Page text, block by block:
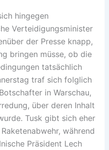
hingegen
Verteidigungsminister
der Presse knapp,
bringen müsse, ob die
tatsächlich
traf sich folglich
in Warschau,
über deren Inhalt
Tusk gibt sich eher
während
Präsident Lech